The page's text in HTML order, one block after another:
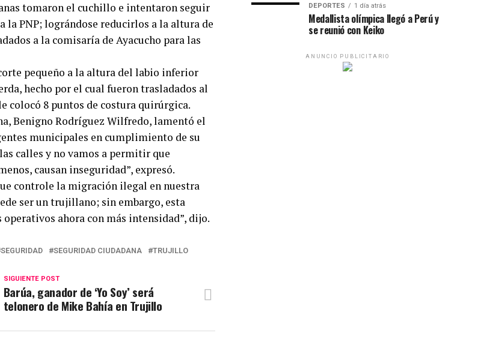
tomaron el cuchillo e intentaron seguir
la PNP; lográndose reducirlos a la altura de
a la comisaría de Ayacucho para las
pequeño a la altura del labio inferior
hecho por el cual fueron trasladados al
colocó 8 puntos de costura quirúrgica.
Benigno Rodríguez Wilfredo, lamentó el
municipales en cumplimiento de su
calles y no vamos a permitir que
causan inseguridad”, expresó.
controle la migración ilegal en nuestra
ser un trujillano; sin embargo, esta
ahora con más intensidad”, dijo.
SEGURIDAD SEGURIDAD CIUDADANA TRUJILLO
SIGUIENTE POST
Barúa, ganador de ‘Yo Soy’ será
telonero de Mike Bahía en Trujillo
DEPORTES 1 día atrás
Medallista olímpica llegó a Perú y
se reunió con Keiko
ANUNCIO PUBLICITARIO